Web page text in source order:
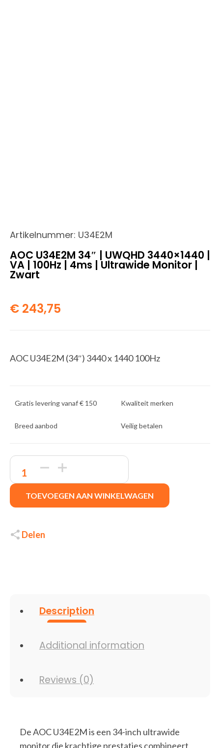
Artikelnummer: U34E2M
AOC U34E2M 34″ | UWQHD 3440×1440 |
VA | 100Hz | 4ms | Ultrawide Monitor |
Zwart
€ 243,75
AOC U34E2M (34″) 3440 x 1440 100Hz
Gratis levering vanaf € 150 Kwaliteit merken
Breed aanbod Veilig betalen
U34E2M
34"
UWQHD
3440x1440
|
Zwart
quantity
TOEVOEGEN AAN WINKELWAGEN
Delen
Description
Additional information
Reviews (0)
De AOC U34E2M is een 34-inch ultrawide
monitor die krachtige prestaties combineert